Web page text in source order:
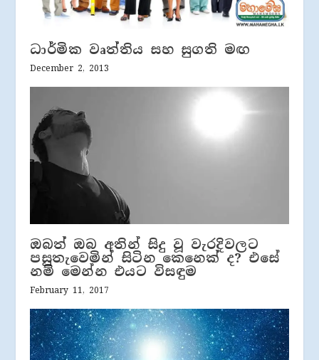
ධාර්මික වෘත්තිය සහ සුගති මඟ
December 2, 2013
ඔබත් ඔබ අතින් සිදු වූ වැරදිවලට
පසුතැවෙමින් සිටින කෙනෙක් ද? එසේ
නම් මෙන්න එයට විසඳුම
February 11, 2017